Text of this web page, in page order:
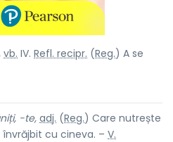
vb. IV. Refl. recipr. (Reg.) A se
-te, adj. (Reg.) Care nutrește
cu cineva. – V.